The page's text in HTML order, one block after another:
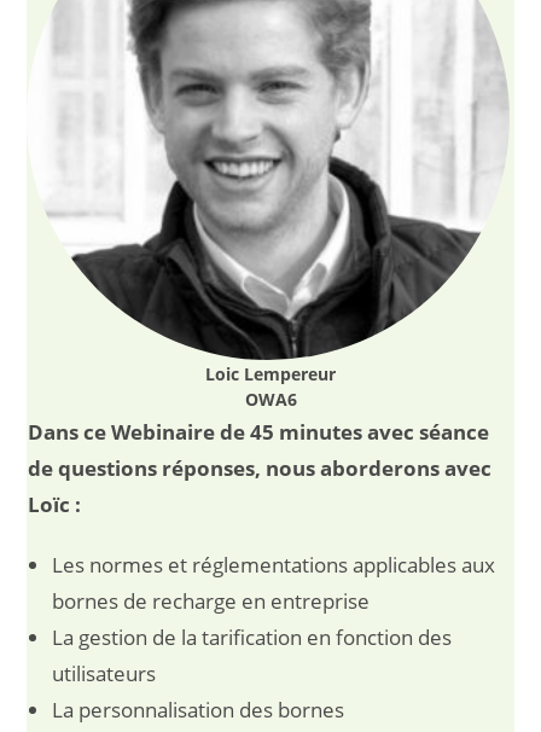
Loic Lempereur
OWA6
Dans ce Webinaire de 45 minutes avec séance
de questions réponses, nous aborderons avec
Loïc :
Les normes et réglementations applicables aux
bornes de recharge en entreprise
La gestion de la tarification en fonction des
utilisateurs
La personnalisation des bornes